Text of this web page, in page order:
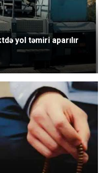
yol təmiri aparılır